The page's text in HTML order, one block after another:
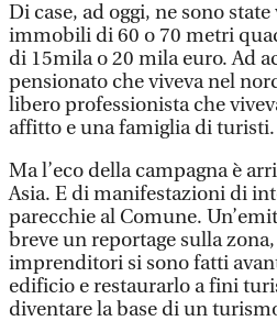
Di case, ad oggi, ne sono
immobili di 60 o 70 metri
di 15mila o 20 mila euro. Ad
pensionato che viveva nel
libero professionista che
affitto e una famiglia di turisti.
Ma l’eco della campagna è
Asia. E di manifestazioni di
parecchie al Comune.
breve un reportage sulla
imprenditori si sono fatti
edificio e restaurarlo a fini
diventare la base di un